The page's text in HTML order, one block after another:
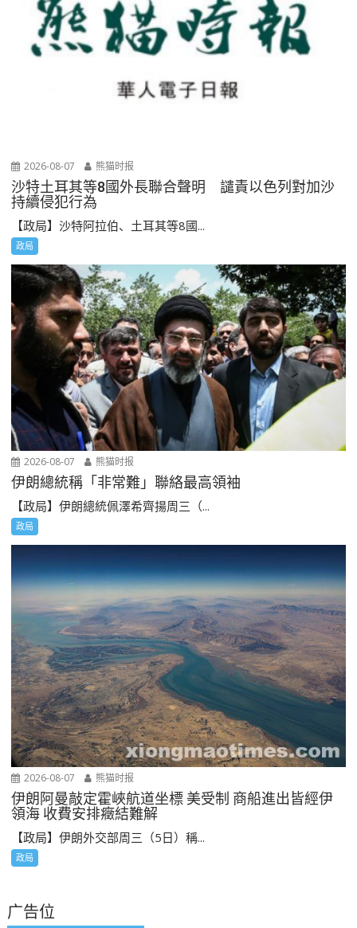
2026-08-07 熊猫时报
沙特土耳其等8國外長聯合聲明 譴責以色列對加沙
持續侵犯行為
【政局】沙特阿拉伯、土耳其等8國...
政局
2026-08-07 熊猫时报
伊朗總統稱「非常難」聯絡最高領袖
【政局】伊朗總統佩澤希齊揚周三（...
政局
2026-08-07 熊猫时报
伊朗阿曼敲定霍峽航道坐標 美受制 商船進出皆經伊
領海 收費安排癥結難解
【政局】伊朗外交部周三（5日）稱...
政局
广告位